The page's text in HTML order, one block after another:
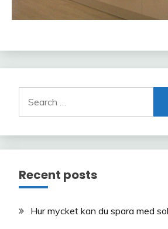
for:
Recent posts
Hur mycket kan du spara med